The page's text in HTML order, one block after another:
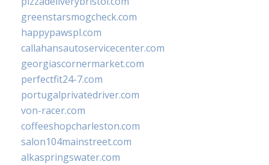
greenstarsmogcheck.com
happypawspl.com
callahansautoservicecenter.com
georgiascornermarket.com
perfectfit24-7.com
portugalprivatedriver.com
von-racer.com
coffeeshopcharleston.com
salon104mainstreet.com
alkaspringswater.com